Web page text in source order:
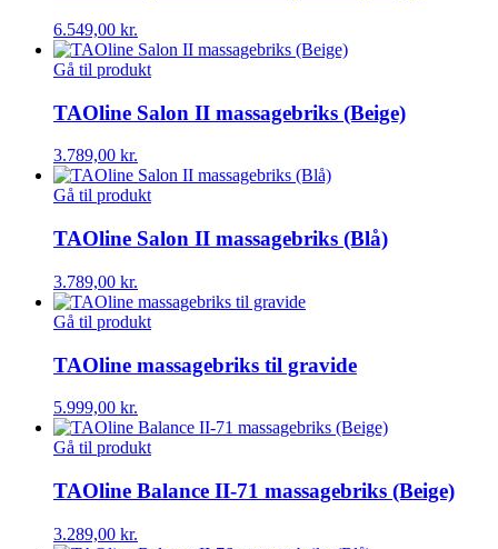
6.549,00 kr.
Gå til produkt
TAOline Salon II massagebriks (Beige)
3.789,00 kr.
Gå til produkt
TAOline Salon II massagebriks (Blå)
3.789,00 kr.
Gå til produkt
TAOline massagebriks til gravide
5.999,00 kr.
Gå til produkt
TAOline Balance II-71 massagebriks (Beige)
3.289,00 kr.